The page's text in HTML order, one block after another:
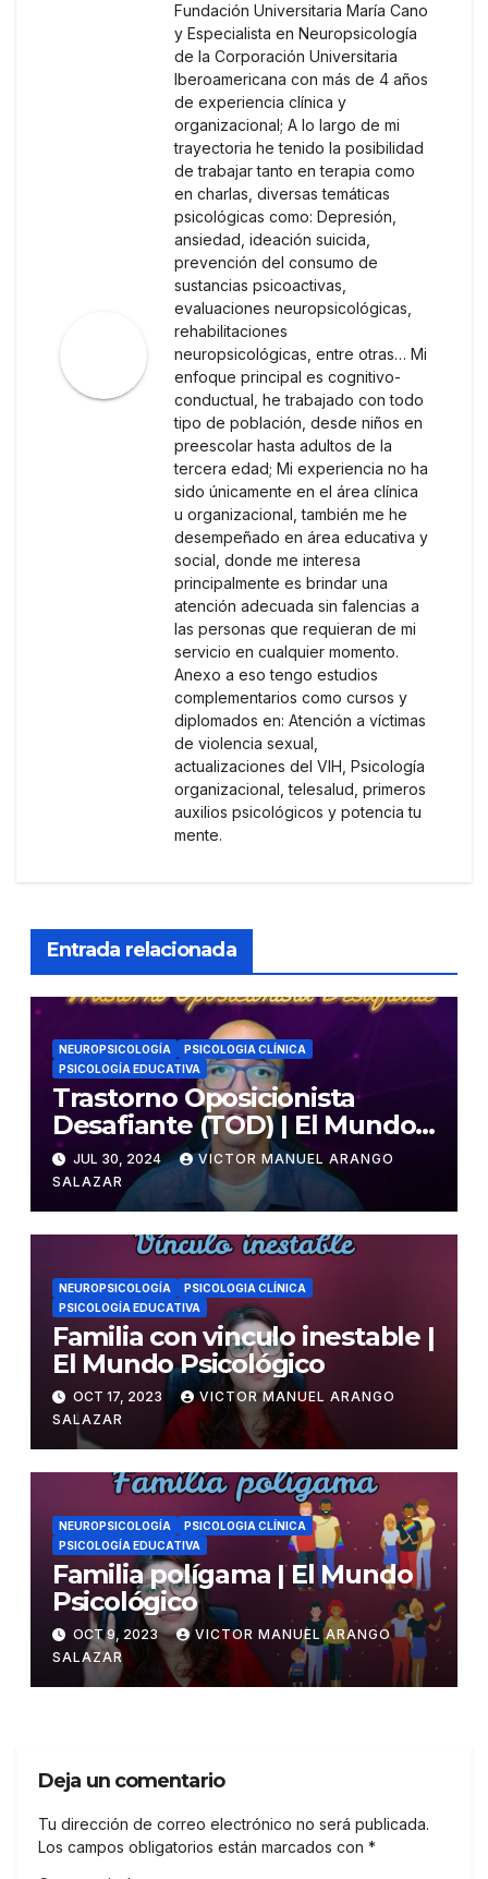
Fundación Universitaria María Cano
y Especialista en Neuropsicología
de la Corporación Universitaria
Iberoamericana con más de 4 años
de experiencia clínica y
organizacional; A lo largo de mi
trayectoria he tenido la posibilidad
de trabajar tanto en terapia como
en charlas, diversas temáticas
psicológicas como: Depresión,
ansiedad, ideación suicida,
prevención del consumo de
sustancias psicoactivas,
evaluaciones neuropsicológicas,
rehabilitaciones
neuropsicológicas, entre otras… Mi
enfoque principal es cognitivo-
conductual, he trabajado con todo
tipo de población, desde niños en
preescolar hasta adultos de la
tercera edad; Mi experiencia no ha
sido únicamente en el área clínica
u organizacional, también me he
desempeñado en área educativa y
social, donde me interesa
principalmente es brindar una
atención adecuada sin falencias a
las personas que requieran de mi
servicio en cualquier momento.
Anexo a eso tengo estudios
complementarios como cursos y
diplomados en: Atención a víctimas
de violencia sexual,
actualizaciones del VIH, Psicología
organizacional, telesalud, primeros
auxilios psicológicos y potencia tu
mente.
Entrada relacionada
NEUROPSICOLOGÍA
PSICOLOGIA CLÍNICA
PSICOLOGÍA EDUCATIVA
Trastorno Oposicionista
Desafiante (TOD) | El Mundo
Psicológico
JUL 30, 2024
VICTOR MANUEL ARANGO
SALAZAR
NEUROPSICOLOGÍA
PSICOLOGIA CLÍNICA
PSICOLOGÍA EDUCATIVA
Familia con vinculo inestable |
El Mundo Psicológico
OCT 17, 2023
VICTOR MANUEL ARANGO
SALAZAR
NEUROPSICOLOGÍA
PSICOLOGIA CLÍNICA
PSICOLOGÍA EDUCATIVA
Familia polígama | El Mundo
Psicológico
OCT 9, 2023
VICTOR MANUEL ARANGO
SALAZAR
Deja un comentario
Tu dirección de correo electrónico no será publicada.
Los campos obligatorios están marcados con *